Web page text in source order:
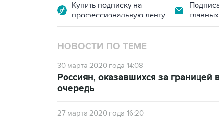
Купить подписку на
профессиональную ленту
НОВОСТИ ПО ТЕМЕ
30 марта 2020 года 14:08
Россиян, оказавшихся за
очередь
27 марта 2020 года 16:20